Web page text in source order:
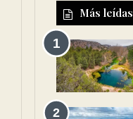
Más leídas